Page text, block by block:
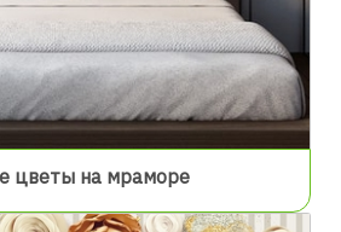
цветы на мраморе